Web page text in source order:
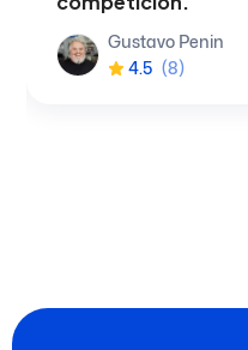
Gustavo Penin
4.5 (8)